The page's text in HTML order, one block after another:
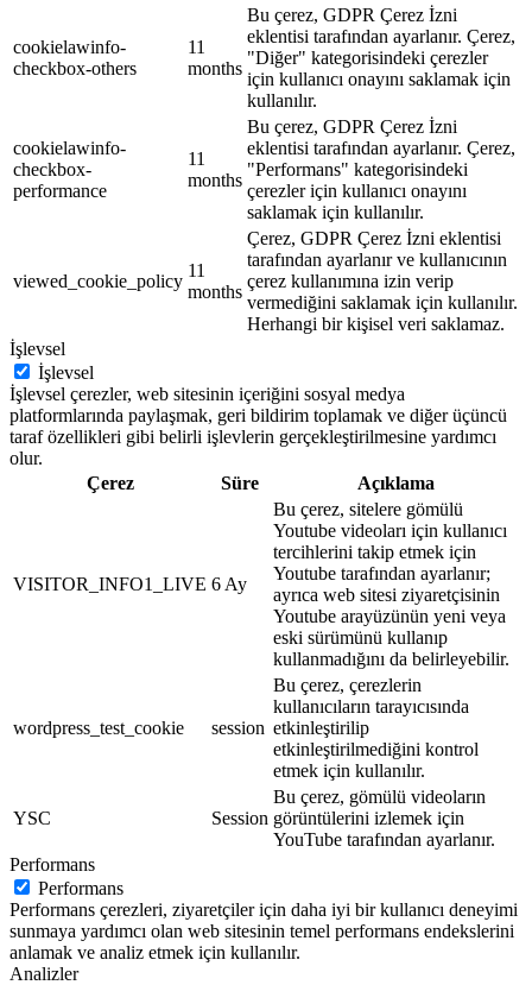
cookielawinfo-
checkbox-others
11
months
Bu çerez, GDPR Çerez İzni
eklentisi tarafından ayarlanır. Çerez,
"Diğer" kategorisindeki çerezler
için kullanıcı onayını saklamak için
kullanılır.
cookielawinfo-
checkbox-
performance
11
months
Bu çerez, GDPR Çerez İzni
eklentisi tarafından ayarlanır. Çerez,
"Performans" kategorisindeki
çerezler için kullanıcı onayını
saklamak için kullanılır.
viewed_cookie_policy
11
months
Çerez, GDPR Çerez İzni eklentisi
tarafından ayarlanır ve kullanıcının
çerez kullanımına izin verip
vermediğini saklamak için kullanılır.
Herhangi bir kişisel veri saklamaz.
İşlevsel
İşlevsel
İşlevsel çerezler, web sitesinin içeriğini sosyal medya
platformlarında paylaşmak, geri bildirim toplamak ve diğer üçüncü
taraf özellikleri gibi belirli işlevlerin gerçekleştirilmesine yardımcı
olur.
Çerez
Süre Açıklama
VISITOR_INFO1_LIVE 6 Ay
Bu çerez, sitelere gömülü
Youtube videoları için kullanıcı
tercihlerini takip etmek için
Youtube tarafından ayarlanır;
ayrıca web sitesi ziyaretçisinin
Youtube arayüzünün yeni veya
eski sürümünü kullanıp
kullanmadığını da belirleyebilir.
wordpress_test_cookie session
Bu çerez, çerezlerin
kullanıcıların tarayıcısında
etkinleştirilip
etkinleştirilmediğini kontrol
etmek için kullanılır.
YSC Session
Bu çerez, gömülü videoların
görüntülerini izlemek için
YouTube tarafından ayarlanır.
Performans
Performans
Performans çerezleri, ziyaretçiler için daha iyi bir kullanıcı deneyimi
sunmaya yardımcı olan web sitesinin temel performans endekslerini
anlamak ve analiz etmek için kullanılır.
Analizler